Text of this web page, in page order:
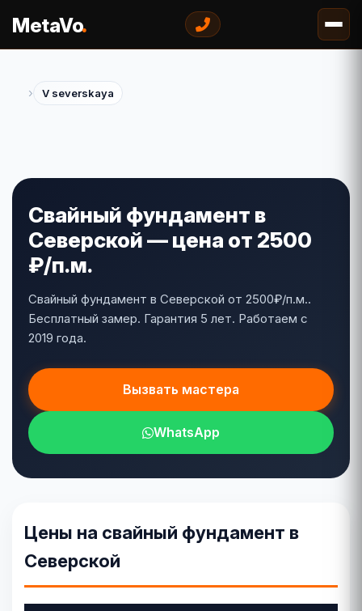
MetaVo.
› V severskaya
Свайный фундамент в
Северской — цена от 2500
₽/п.м.
Свайный фундамент в Северской от 2500₽/п.м..
Бесплатный замер. Гарантия 5 лет. Работаем с
2019 года.
Вызвать мастера
WhatsApp
Цены на свайный фундамент в
Северской